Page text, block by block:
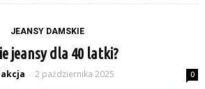
JEANSY DAMSKIE
jeansy dla 40 latki?
- 2 października 2025 0